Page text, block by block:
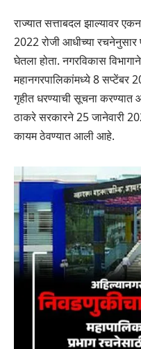
राज्यात सत्ताबदल झाल्यावर
2022 रोजी आधीच्या रचनेनुसार
घेतला होता. नगरविकास
महानगरपालिकांमध्ये 8 सप्टेंबर
गृहीत धरण्याची सूचना करण्यात
ठाकरे सरकारने 25 जानेवारी
कायम ठेवण्यात आली आहे.